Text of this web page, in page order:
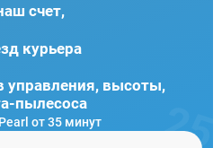
счет,
курьера
управления, высоты,
пылесоса
от 35 минут